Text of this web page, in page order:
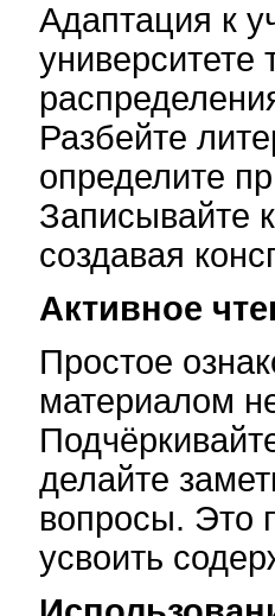
Адаптация к
университете
Разбейте
определите
Записывайте
создавая
Активное
Простое
материалом
делайте
вопросы. Это
усвоить